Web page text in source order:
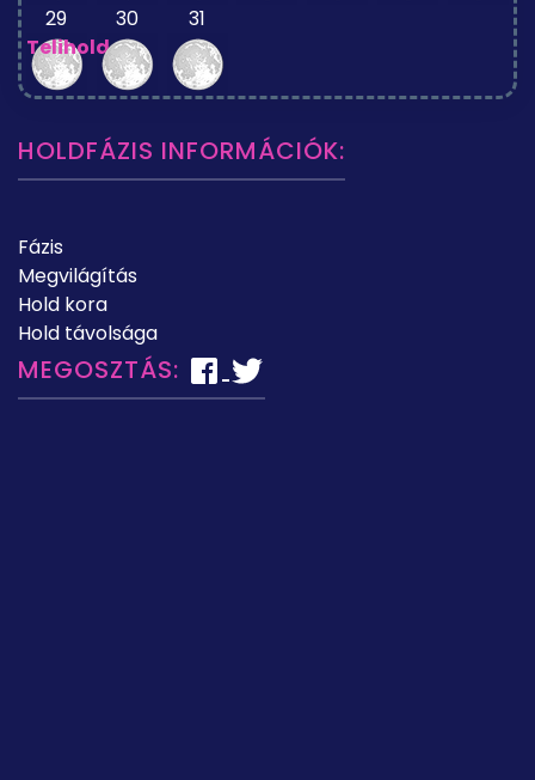
29
Telihold
30 31
HOLDFÁZIS INFORMÁCIÓK:
Fázis
Megvilágítás
Hold kora
Hold távolsága
MEGOSZTÁS: